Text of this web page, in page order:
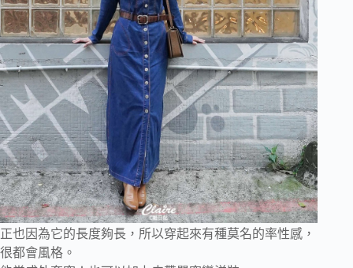
正也因為它的長度夠長，所以穿起來有種莫名的率性感，
很都會風格。